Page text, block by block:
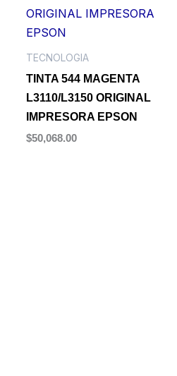
TECNOLOGIA
TINTA 544 MAGENTA
L3110/L3150 ORIGINAL
IMPRESORA EPSON
$50,068.00